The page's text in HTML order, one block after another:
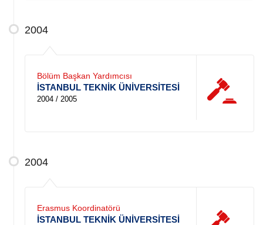
2004
Bölüm Başkan Yardımcısı
İSTANBUL TEKNİK ÜNİVERSİTESİ
2004 / 2005
2004
Erasmus Koordinatörü
İSTANBUL TEKNİK ÜNİVERSİTESİ